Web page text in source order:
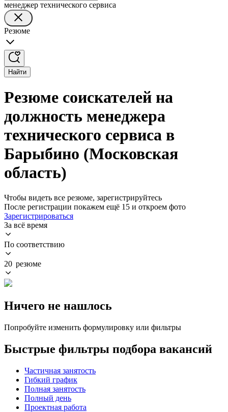
менеджер технического сервиса
Резюме
Найти
Резюме соискателей на
должность менеджера
технического сервиса в
Барыбино (Московская
область)
Чтобы видеть все резюме, зарегистрируйтесь
После регистрации покажем ещё 15 и откроем фото
Зарегистрироваться
За всё время
По соответствию
20 резюме
Ничего не нашлось
Попробуйте изменить формулировку или фильтры
Быстрые фильтры подбора вакансий
Частичная занятость
Гибкий график
Полная занятость
Полный день
Проектная работа